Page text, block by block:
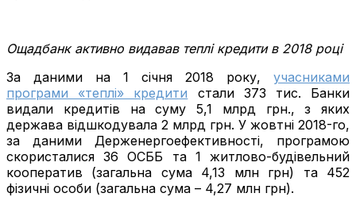
Ощадбанк активно видавав теплі кредити в 2018 році
За даними на 1 січня 2018 року, учасниками
програми «теплі» кредити стали 373 тис. Банки
видали кредитів на суму 5,1 млрд грн., з яких
держава відшкодувала 2 млрд грн. У жовтні 2018-го,
за даними Держенергоефективності, програмою
скористалися 36 ОСББ та 1 житлово-будівельний
кооператив (загальна сума 4,13 млн грн) та 452
фізичні особи (загальна сума – 4,27 млн грн).